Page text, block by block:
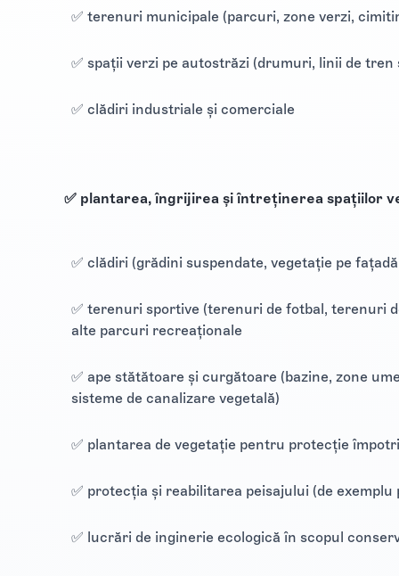
✅ terenuri municipale (parcuri, zone verzi,
✅ spații verzi pe autostrăzi (drumuri, linii de
✅ clădiri industriale și comerciale
✅ plantarea, îngrijirea și întreținerea spațiilor
✅ clădiri (grădini suspendate, vegetație pe
✅ terenuri sportive (terenuri de fotbal, terenuri
alte parcuri recreaționale
✅ ape stătătoare și curgătoare (bazine, zone
sisteme de canalizare vegetală)
✅ plantarea de vegetație pentru protecție
✅ protecția și reabilitarea peisajului (de
✅ lucrări de inginerie ecologică în scopul